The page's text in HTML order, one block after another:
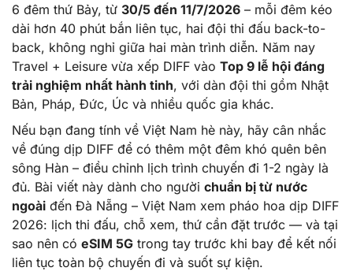
6 đêm thứ Bảy, từ 30/5 đến 11/7/2026 – mỗi đêm kéo
dài hơn 40 phút bắn liên tục, hai đội thi đấu back-to-
back, không nghỉ giữa hai màn trình diễn. Năm nay
Travel + Leisure vừa xếp DIFF vào Top 9 lễ hội đáng
trải nghiệm nhất hành tinh, với dàn đội thi gồm Nhật
Bản, Pháp, Đức, Úc và nhiều quốc gia khác.
Nếu bạn đang tính về Việt Nam hè này, hãy cân nhắc
về đúng dịp DIFF để có thêm một đêm khó quên bên
sông Hàn – điều chỉnh lịch trình chuyến đi 1-2 ngày là
đủ. Bài viết này dành cho người chuẩn bị từ nước
ngoài đến Đà Nẵng – Việt Nam xem pháo hoa dịp DIFF
2026: lịch thi đấu, chỗ xem, thứ cần đặt trước — và tại
sao nên có eSIM 5G trong tay trước khi bay để kết nối
liên tục toàn bộ chuyến đi và suốt sự kiện.